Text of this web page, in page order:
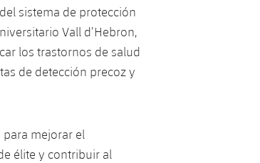
sistema de protección
Vall d’Hebron,
los trastornos de salud
de detección precoz y
mejorar el
élite y contribuir al